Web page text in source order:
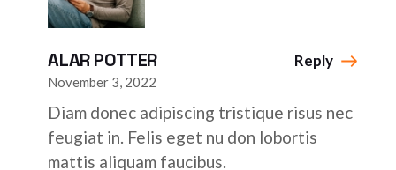
ALAR POTTER
November 3, 2022
Reply
Diam donec adipiscing tristique risus nec
feugiat in. Felis eget nu don lobortis
mattis aliquam faucibus.